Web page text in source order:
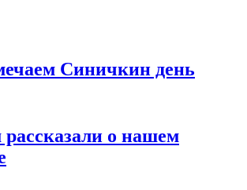
Синичкин день
о нашем